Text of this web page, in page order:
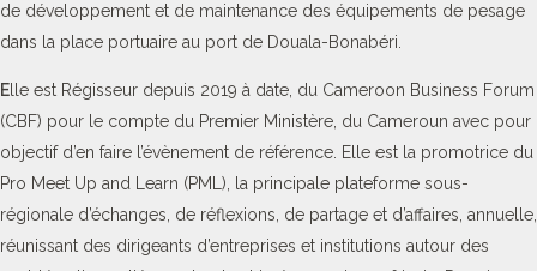
de développement et de maintenance des équipements de pesage
dans la place portuaire au port de Douala-Bonabéri.
E lle est Régisseur depuis 2019 à date, du Cameroon Business Forum
(CBF) pour le compte du Premier Ministère, du Cameroun avec pour
objectif d’en faire l’évènement de référence. Elle est la promotrice du
Pro Meet Up and Learn (PML), la principale plateforme sous-
régionale d’échanges, de réflexions, de partage et d’affaires, annuelle,
réunissant des dirigeants d’entreprises et institutions autour des